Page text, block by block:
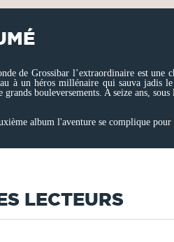
de Grossibar l’extraordinaire est une
à un héros millénaire qui sauva jadis
grands bouleversements. A seize ans,
album l'aventure se complique
LECTEURS